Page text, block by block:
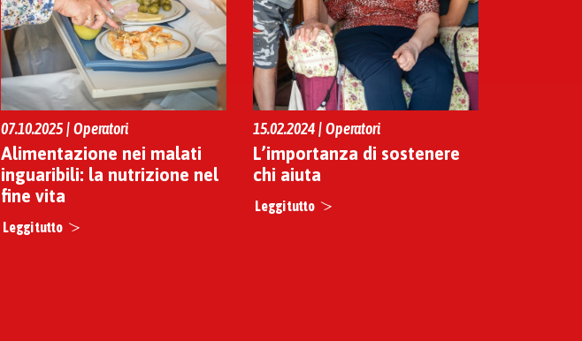
07.10.2025 | Operatori
Alimentazione nei malati
inguaribili: la nutrizione nel
fine vita
Leggi tutto
15.02.2024 | Operatori
L’importanza di sostenere
chi aiuta
Leggi tutto